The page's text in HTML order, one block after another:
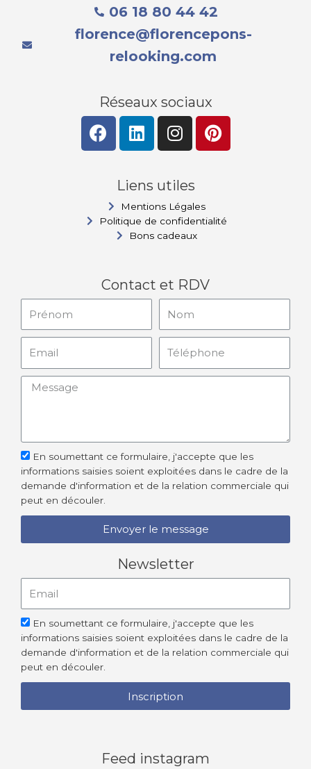
06 18 80 44 42
florence@florencepons-
relooking.com
Réseaux sociaux
Liens utiles
Mentions Légales
Politique de confidentialité
Bons cadeaux
Contact et RDV
En soumettant ce formulaire, j'accepte que les
informations saisies soient exploitées dans le cadre de la
demande d'information et de la relation commerciale qui
peut en découler.
Envoyer le message
Newsletter
En soumettant ce formulaire, j'accepte que les
informations saisies soient exploitées dans le cadre de la
demande d'information et de la relation commerciale qui
peut en découler.
Inscription
Feed instagram